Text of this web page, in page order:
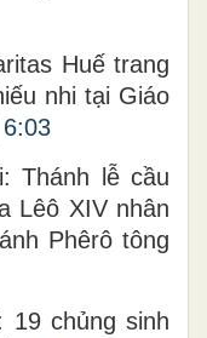
Huế trang
nhi tại Giáo
6:03
Thánh lễ cầu
Lêô XIV nhân
Phêrô tông
19 chủng sinh